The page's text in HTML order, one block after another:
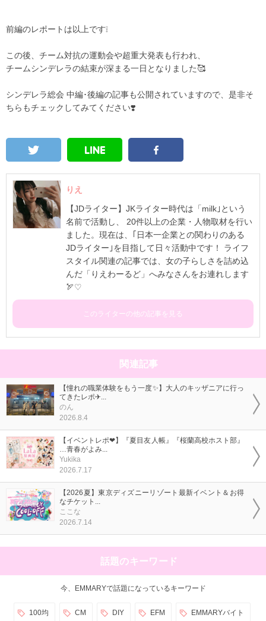
前編のレポートは以上です❕
この後、チーム対抗の運動会や超重大発表も行われ、
チームシンデレラの結束が深まる一日となりました🥰
シンデレラ総会 中編･後編の記事も公開されていますので、是非そ
ちらもチェックしてみてください❣️
りえ
【JDライター】JKライター時代は「milk｣という
名前で活動し、 20件以上の企業・人物取材を行い
ました。現在は、｢日本一企業との関わりのある
JDライター｣を目指して日々活動中です！ ライフ
スタイル関連の記事では、女の子らしさを詰め込
んだ「りえわーるど」へみなさんをお連れします
🏹♡
このライターの他の記事を見る
関連記事
【憧れの職業体験をもう一度✨】大人のキッザニアに行っ
てきたレポ✈...
のん
2026.8.4
【イベントレポ❤】『夏目友人帳』『桜蘭高校ホスト部』
…青春がよみ...
Yukika
2026.7.17
【2026夏】東京ディズニーリゾート最新イベント＆お得
なチケット...
ここな
2026.7.14
話題のキーワード
今、EMMARYで話題になっているキーワード
100均 CM DIY EFM EMMARYバイト